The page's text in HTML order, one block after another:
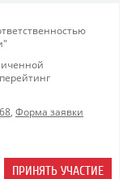
, Форма заявки
ПРИНЯТЬ УЧАСТИЕ